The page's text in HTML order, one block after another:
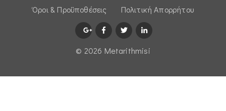
Όροι & Προϋποθέσεις
Πολιτική Απορρήτου
© 2026 Μetarithmisi